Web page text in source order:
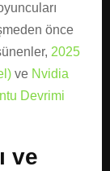
önce
2025
ve Nvidia
Devrimi
ve